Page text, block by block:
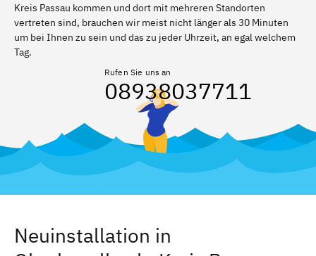
Kreis Passau kommen und dort mit mehreren Standorten
vertreten sind, brauchen wir meist nicht länger als 30 Minuten
um bei Ihnen zu sein und das zu jeder Uhrzeit, an egal welchem
Tag.
Rufen Sie uns an
08938037711
Neuinstallation in